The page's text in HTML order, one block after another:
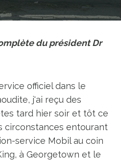
du président Dr
officiel dans le
j'ai reçu des
tard hier soir et tôt ce
circonstances entourant
service Mobil au coin
à Georgetown et le